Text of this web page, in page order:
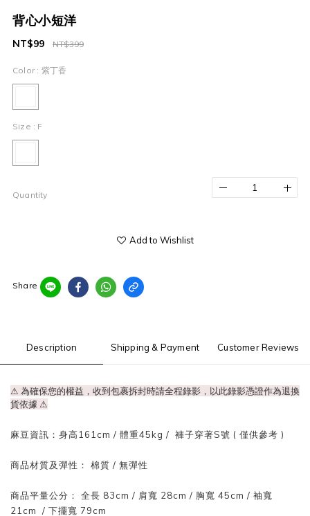
背心小短洋
NT$399
NT$99
Color : 紫丁香
Size : F
Quantity
Add to Wishlist
Share
Description Shipping & Payment Customer Reviews
⚠ 為確保您的權益，收到包裹拆封時請全程錄影，以此錄影憑證作為退換
貨依據 ⚠
麻豆資訊：身高161cm / 體重45kg / 褲子穿著S號 ( 僅供參考 )
商品材質及彈性： 棉質 / 無彈性
商品平量公分： 全長 83cm / 肩寬 28cm / 胸寬 45cm / 袖寬
21cm / 下擺寬 79cm